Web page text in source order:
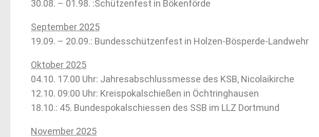
30.08. – 01.98. :Schützenfest in Bökenförde
September 2025
19.09. – 20.09.: Bundesschützenfest in Holzen-Bösperde-Landwehr
Oktober 2025
04.10. 17.00 Uhr: Jahresabschlussmesse des KSB, Nicolaikirche
12.10. 09:00 Uhr: Kreispokalschießen in Öchtringhausen
18.10.: 45. Bundespokalschiessen des SSB im LLZ Dortmund
November 2025